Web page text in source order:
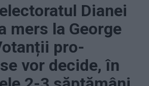
Dianei
mers la George
pro-
vor decide, în